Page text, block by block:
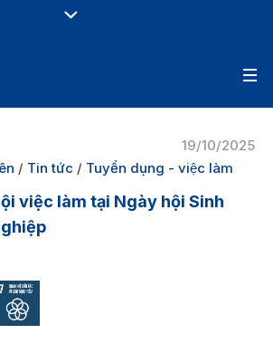
19/10/2025
/ Tin tức / Tuyển dụng - việc làm
việc làm tại Ngày hội Sinh